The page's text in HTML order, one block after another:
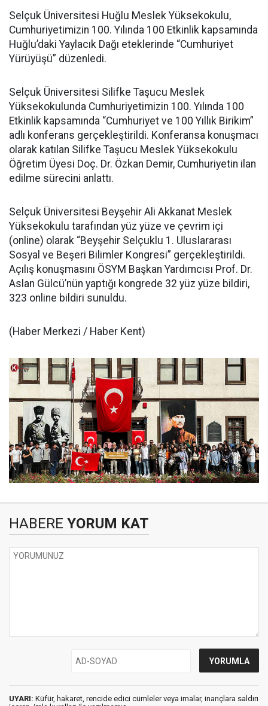
Selçuk Üniversitesi Huğlu Meslek Yüksekokulu,
Cumhuriyetimizin 100. Yılında 100 Etkinlik kapsamında
Huğlu’daki Yaylacık Dağı eteklerinde “Cumhuriyet
Yürüyüşü” düzenledi.
Selçuk Üniversitesi Silifke Taşucu Meslek
Yüksekokulunda Cumhuriyetimizin 100. Yılında 100
Etkinlik kapsamında “Cumhuriyet ve 100 Yıllık Birikim”
adlı konferans gerçekleştirildi. Konferansa konuşmacı
olarak katılan Silifke Taşucu Meslek Yüksekokulu
Öğretim Üyesi Doç. Dr. Özkan Demir, Cumhuriyetin ilan
edilme sürecini anlattı.
Selçuk Üniversitesi Beyşehir Ali Akkanat Meslek
Yüksekokulu tarafından yüz yüze ve çevrim içi
(online) olarak “Beyşehir Selçuklu 1. Uluslararası
Sosyal ve Beşeri Bilimler Kongresi” gerçekleştirildi.
Açılış konuşmasını ÖSYM Başkan Yardımcısı Prof. Dr.
Aslan Gülcü’nün yaptığı kongrede 32 yüz yüze bildiri,
323 online bildiri sunuldu.
(Haber Merkezi / Haber Kent)
HABERE YORUM KAT
UYARI: Küfür, hakaret, rencide edici cümleler veya imalar, inançlara saldırı